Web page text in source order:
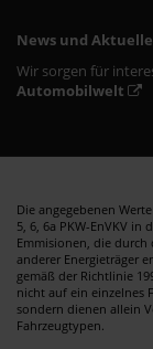
News und
Wir sorgen für
Automobilwelt
Die angegebenen
5, 6, 6a PKW-EnVKV in
Emmisionen, die
anderer Energieträger
gemäß der Richtlinie
nicht auf ein einzelnes
sondern dienen allein
Fahrzeugtypen.